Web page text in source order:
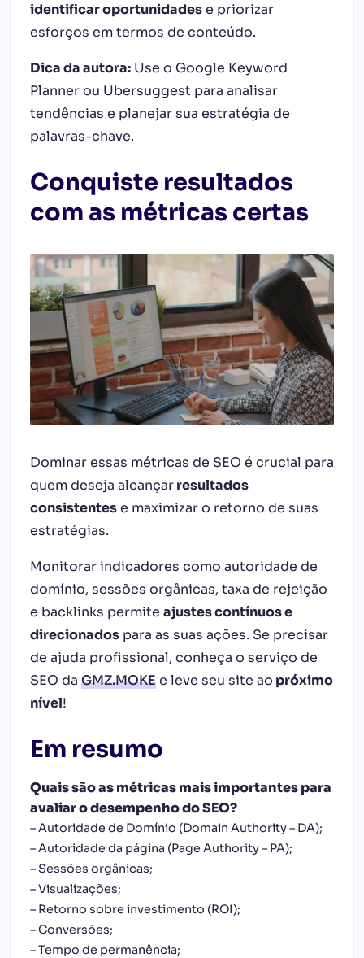
identificar oportunidadese priorizar
esforços em termos de conteúdo.
Dica da autora: Use o Google Keyword
Planner ou Ubersuggest para analisar
tendências e planejar sua estratégia de
palavras-chave.
Conquiste resultados
com as métricas certas
Dominar essas métricas de SEO é crucial para
quem deseja alcançarresultados
consistentese maximizar o retorno de suas
estratégias.
Monitorar indicadores como autoridade de
domínio, sessões orgânicas, taxa de rejeição
e backlinks permite ajustes contínuos e
direcionados para as suas ações. Se precisar
de ajuda profissional, conheça o serviço de
SEO da GMZ.MOKEe leve seu site ao próximo
nível!
Em resumo
Quais são as métricas mais importantes para
avaliar o desempenho do SEO?
– Autoridade de Domínio (Domain Authority – DA);
– Autoridade da página (Page Authority – PA);
– Sessões orgânicas;
– Visualizações;
– Retorno sobre investimento (ROI);
– Conversões;
– Tempo de permanência;